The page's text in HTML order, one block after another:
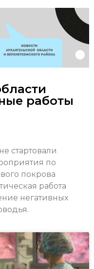
работы
стартовали
по
покрова
работа
негативных